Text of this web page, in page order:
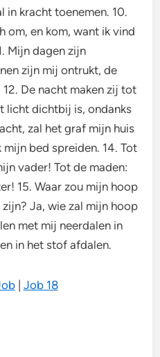
in kracht toenemen. 10.
om, en kom, want ik vind
Mijn dagen zijn
zijn mij ontrukt, de
De nacht maken zij tot
licht dichtbij is, ondanks
zal het graf mijn huis
bed spreiden. 14. Tot
vader! Tot de maden:
15. Waar zou mijn hoop
Ja, wie zal mijn hoop
met mij neerdalen in
in het stof afdalen.
| Job 18